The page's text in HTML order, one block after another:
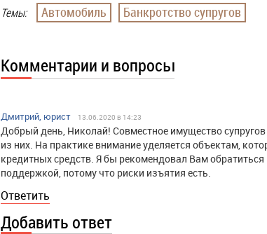
Темы: Автомобиль Банкротство супругов
Комментарии и вопросы
Дмитрий, юрист 13.06.2020 в 14:23
Добрый день, Николай! Совместное имущество супругов
из них. На практике внимание уделяется объектам,
кредитных средств. Я бы рекомендовал Вам
поддержкой, потому что риски изъятия есть.
Ответить
Добавить ответ